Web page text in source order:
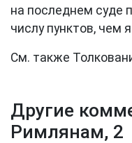
на последнем суде
числу пунктов, чем
См. также
Другие
Римлянам, 2